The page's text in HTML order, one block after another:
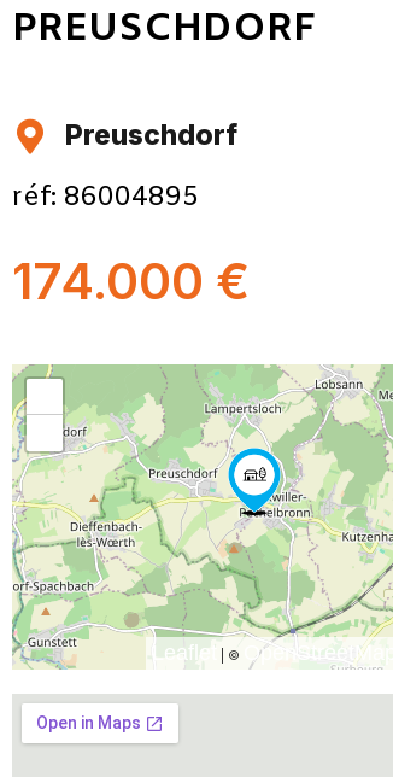
PREUSCHDORF
Preuschdorf
réf: 86004895
174.000 €
Leaflet | © OpenStreetMap